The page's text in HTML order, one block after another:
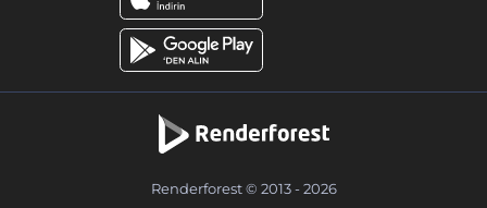
Renderforest © 2013 - 2026